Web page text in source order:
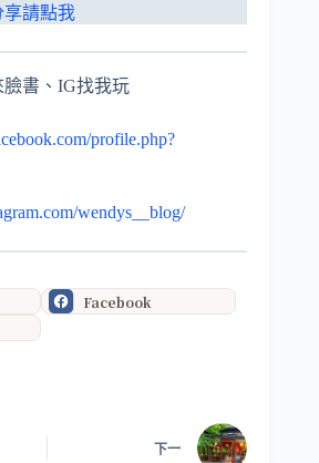
享請點我
書、IG找我玩
profile.php?
wendys__blog/
Facebook
下一